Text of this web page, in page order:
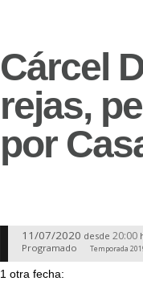
Cárcel
rejas,
por
11/07/2020 desde 20:00
Programado Temporada
1 otra fecha: